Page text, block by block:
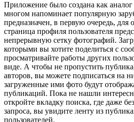
Приложение было создана как
многом напоминает популярную
предназначен, в первую очередь, для
страница профиля пользователя
непрерывную сетку фотографий.
которыми вы хотите поделиться с
просматривайте работы других
виде. А чтобы не пропустить
авторов, вы можете подписаться на
загруженные ими фото будут
публикаций. Пока не нашли
откройте вкладку поиска, где даже
запроса, вы увидите ленту из
пользователей.